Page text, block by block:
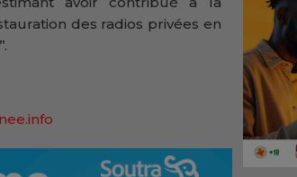
des radios privées en